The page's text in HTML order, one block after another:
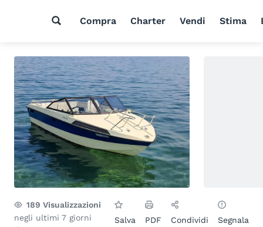
Compra Charter Vendi Stima
189 Visualizzazioni
negli ultimi 7 giorni
Salva PDF Condividi Segnala